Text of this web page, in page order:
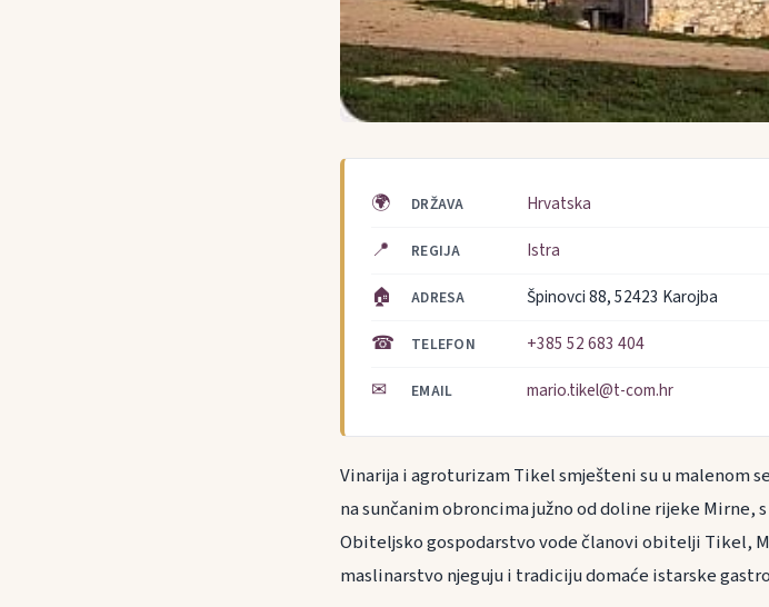
🌍 DRŽAVA Hrvatska
📍 REGIJA Istra
🏠 ADRESA Špinovci 88, 52423 Karojba
☎ TELEFON +385 52 683 404
✉ EMAIL mario.tikel@t-com.hr
Vinarija i agroturizam Tikel smješteni su u malenom
na sunčanim obroncima južno od doline rijeke Mirne,
Obiteljsko gospodarstvo vode članovi obitelji Tikel,
maslinarstvo njeguju i tradiciju domaće istarske